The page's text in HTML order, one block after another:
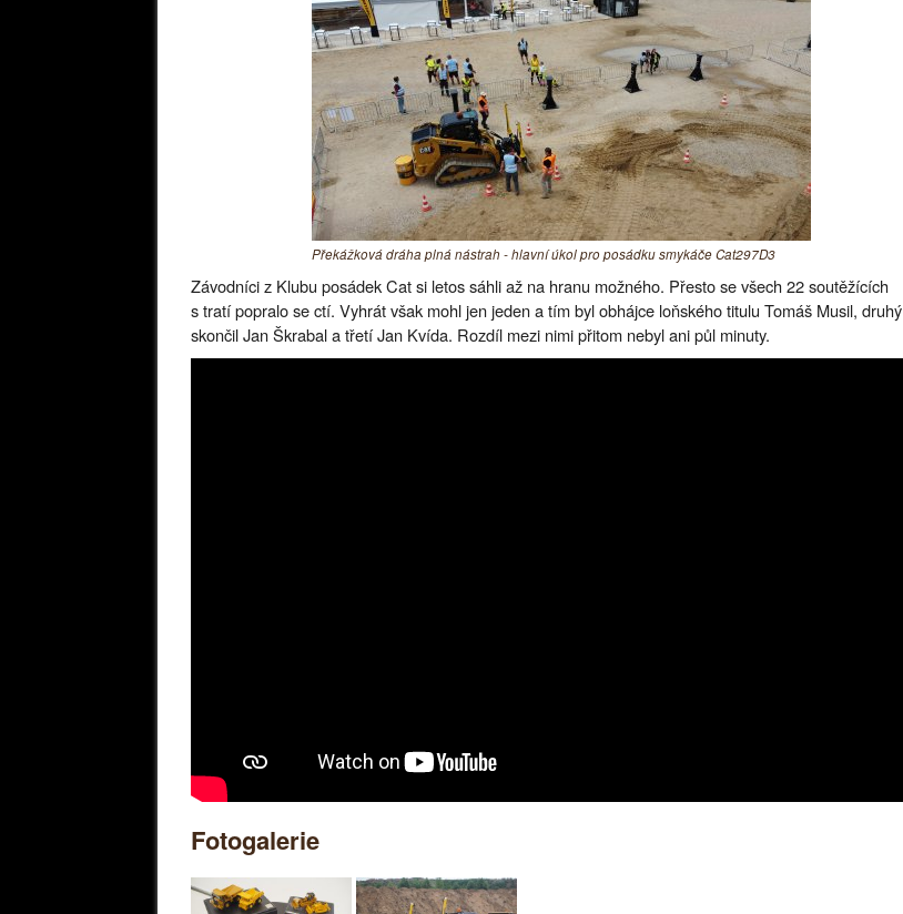
Překážková dráha plná nástrah - hlavní úkol pro posádku smykáče Cat297D3
Závodníci z Klubu posádek Cat si letos sáhli až na hranu možného. Přesto se všech 22 soutěžících
s tratí popralo se ctí. Vyhrát však mohl jen jeden a tím byl obhájce loňského titulu Tomáš Musil, druhý
skončil Jan Škrabal a třetí Jan Kvída. Rozdíl mezi nimi přitom nebyl ani půl minuty.
Fotogalerie